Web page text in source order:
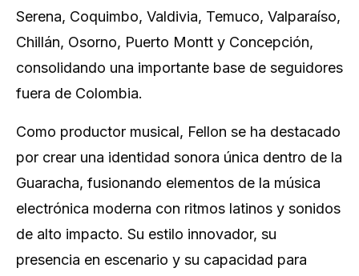
Serena, Coquimbo, Valdivia, Temuco, Valparaíso,
Chillán, Osorno, Puerto Montt y Concepción,
consolidando una importante base de seguidores
fuera de Colombia.
Como productor musical, Fellon se ha destacado
por crear una identidad sonora única dentro de la
Guaracha, fusionando elementos de la música
electrónica moderna con ritmos latinos y sonidos
de alto impacto. Su estilo innovador, su
presencia en escenario y su capacidad para